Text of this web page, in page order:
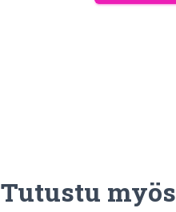
Tutustu myös